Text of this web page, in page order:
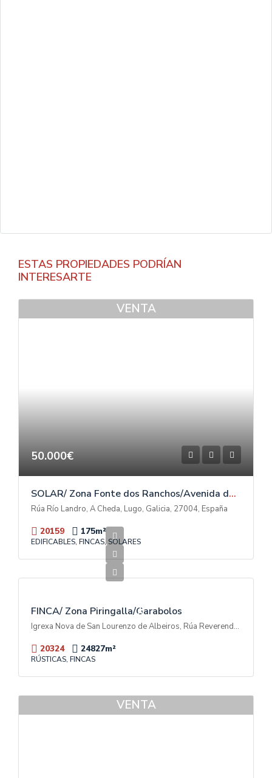
ESTAS PROPIEDADES PODRÍAN
INTERESARTE
VENTA
50.000€
SOLAR/ Zona Fonte dos Ranchos/Avenida das Américas
Rúa Río Landro, A Cheda, Lugo, Galicia, 27004, España
20159 175m²
EDIFICABLES, FINCAS, SOLARES
T
A
FINCA/ Zona Piringalla/Garabolos
Igrexa Nova de San Lourenzo de Albeiros, Rúa Reverendo Don Luis Soto Camino, Garabolos, A Piringalla, Lugo, Galicia, 27003, España
20324 24827m²
RÚSTICAS, FINCAS
VENTA